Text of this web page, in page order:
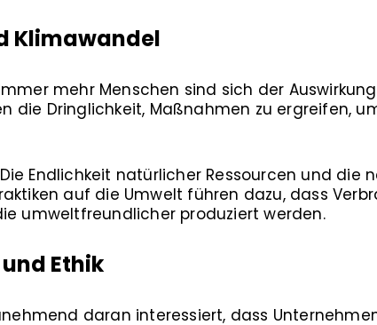
Klimawandel
mehr Menschen sind sich der
die Dringlichkeit, Maßnahmen zu ergreifen,
Endlichkeit natürlicher Ressourcen und die
auf die Umwelt führen dazu, dass
umweltfreundlicher produziert werden.
Ethik
daran interessiert, dass